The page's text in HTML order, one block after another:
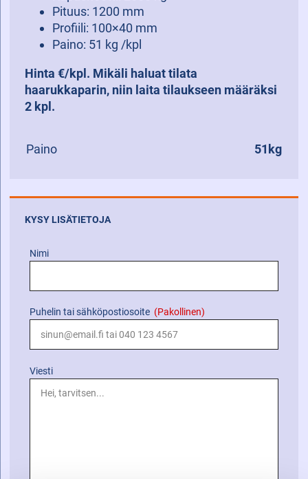
Pituus: 1200 mm
Profiili: 100×40 mm
Paino: 51 kg /kpl
Hinta €/kpl. Mikäli haluat tilata
haarukkaparin, niin laita tilaukseen määräksi
2 kpl.
Paino 51kg
KYSY LISÄTIETOJA
Nimi
Puhelin tai sähköpostiosoite (Pakollinen)
Viesti